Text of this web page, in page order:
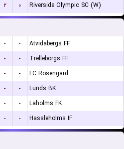
۲ ۰ Riverside Olympic SC (W)
- -
Atvidabergs FF
- -
Trelleborgs FF
- -
FC Rosengard
- -
Lunds BK
- -
Laholms FK
- - Hassleholms IF